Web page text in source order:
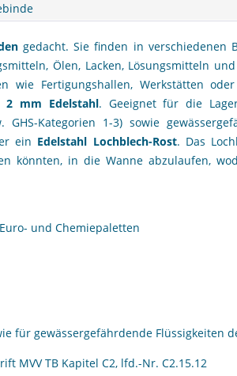
gedacht. Sie finden in verschiedenen
Ölen, Lacken, Lösungsmitteln
wie Fertigungshallen, Werkstätten
2 mm Edelstahl. Geeignet für die
GHS-Kategorien 1-3) sowie
ein Edelstahl Lochblech-Rost. Das
könnten, in die Wanne abzulaufen,
und Chemiepaletten
für gewässergefährdende Flüssigkeiten
MVV TB Kapitel C2, lfd.-Nr. C2.15.12